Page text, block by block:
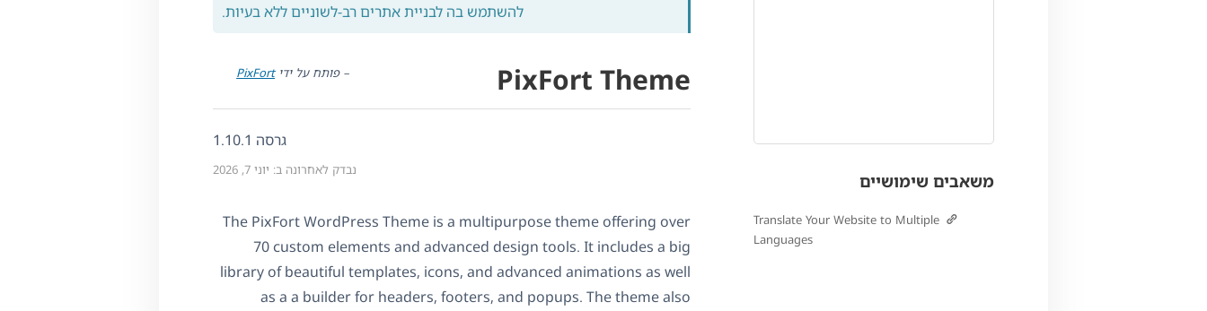
משאבים שימושיים
Translate Your Website to Multiple
Languages
להשתמש בה לבניית אתרים רב-לשוניים ללא בעיות.
PixFort Theme – פותח על ידיPixFort
גרסה 1.10.1
נבדק לאחרונה ב: יוני 7, 2026
The PixFort WordPress Theme is a multipurpose theme offering over
70 custom elements and advanced design tools. It includes a big
library of beautiful templates, icons, and advanced animations as well
as a a builder for headers, footers, and popups. The theme also